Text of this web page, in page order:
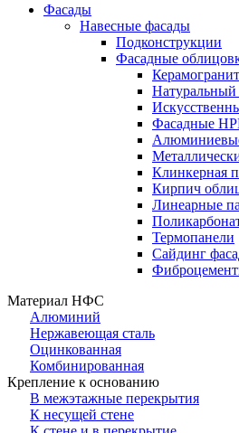
Фасады
Навесные фасады
Подконструкции
Фасадные
Натуральный
Фасадные
Клинкерная
Кирпич
Линеарные
Термопанели
Сайдинг
Материал НФС
Алюминий
Нержавеющая сталь
Оцинкованная
Комбинированная
Крепление к основанию
В межэтажные перекрытия
К несущей стене